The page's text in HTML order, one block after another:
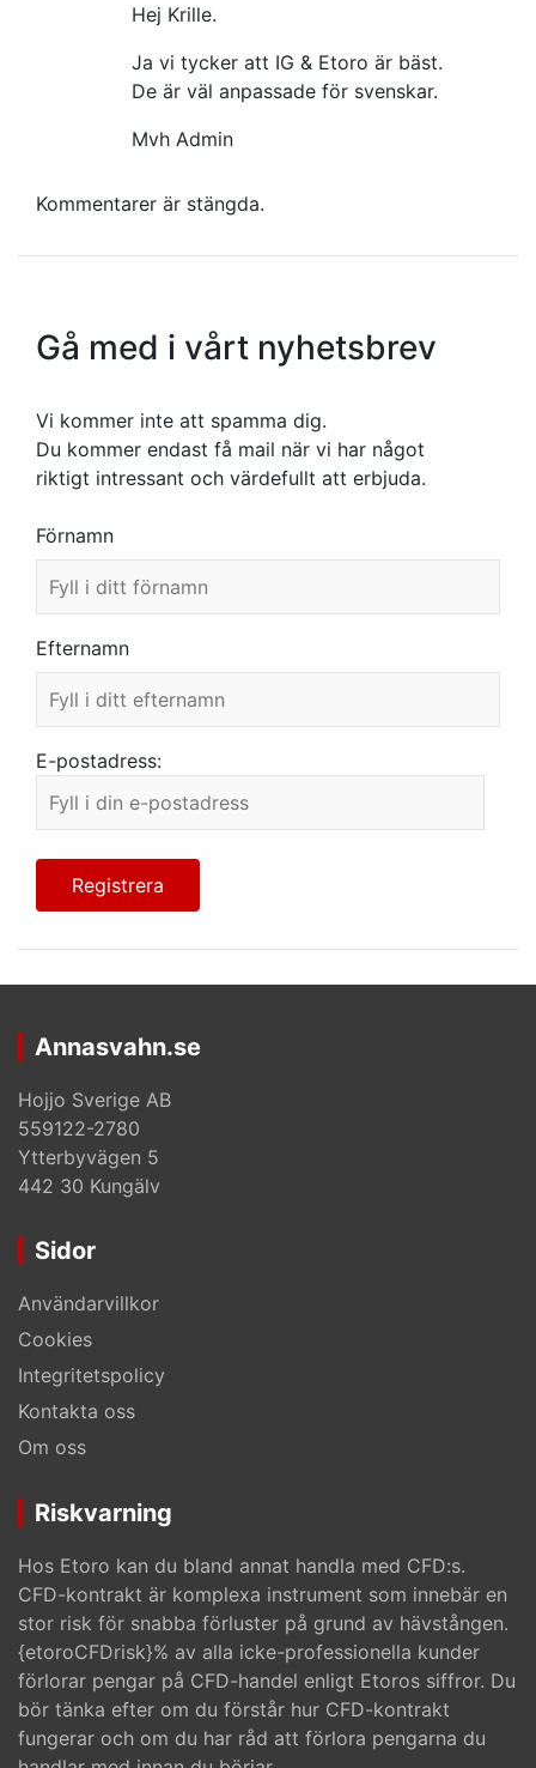
Hej Krille.
Ja vi tycker att IG & Etoro är bäst.
De är väl anpassade för svenskar.
Mvh Admin
Kommentarer är stängda.
Gå med i vårt nyhetsbrev
Vi kommer inte att spamma dig.
Du kommer endast få mail när vi har något
riktigt intressant och värdefullt att erbjuda.
Förnamn
Efternamn
E-postadress:
Annasvahn.se
Hojjo Sverige AB
559122-2780
Ytterbyvägen 5
442 30 Kungälv
Sidor
Användarvillkor
Cookies
Integritetspolicy
Kontakta oss
Om oss
Riskvarning
Hos Etoro kan du bland annat handla med CFD:s.
CFD-kontrakt är komplexa instrument som innebär en
stor risk för snabba förluster på grund av hävstången.
{etoroCFDrisk}% av alla icke-professionella kunder
förlorar pengar på CFD-handel enligt Etoros siffror. Du
bör tänka efter om du förstår hur CFD-kontrakt
fungerar och om du har råd att förlora pengarna du